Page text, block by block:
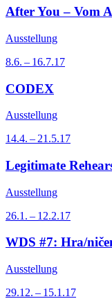
After You – Vom
Ausstellung
8.6. – 16.7.17
CODEX
Ausstellung
14.4. – 21.5.17
Legitimate
Ausstellung
26.1. – 12.2.17
WDS #7: Hra/
Ausstellung
29.12. – 15.1.17